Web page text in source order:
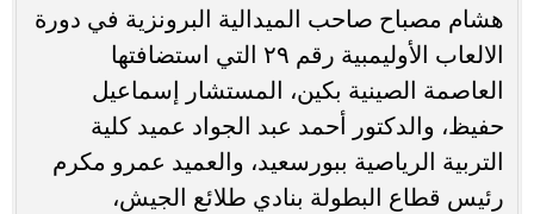
هشام مصباح صاحب الميدالية البرونزية في دورة
الالعاب الأوليمبية رقم ٢٩ التي استضافتها
العاصمة الصينية بكين، المستشار إسماعيل
حفيظ، والدكتور أحمد عبد الجواد عميد كلية
التربية الرياصية ببورسعيد، والعميد عمرو مكرم
رئيس قطاع البطولة بنادي طلائع الجيش،